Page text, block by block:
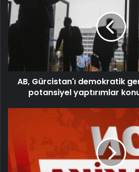
AB, Gürcistan'ı demokratik
potansiyel yaptırımlar